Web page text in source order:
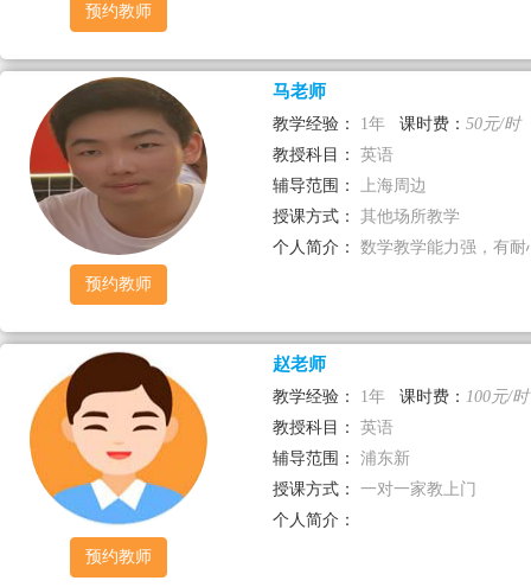
预约教师
预约教师
马老师
教学经验： 1年 课时费： 50元/时
教授科目：
英语
辅导范围：
上海周边
授课方式：
其他场所教学
个人简介：
数学教学能力强，有
预约教师
赵老师
教学经验： 1年 课时费： 100元/时
教授科目：
英语
辅导范围：
浦东新
授课方式：
一对一家教上门
个人简介：